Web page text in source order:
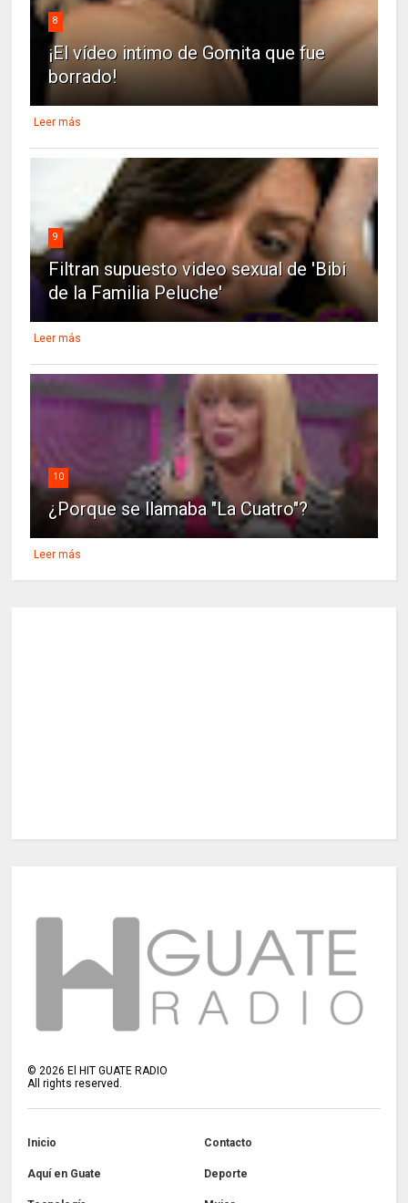
8
¡El vídeo intimo de Gomita que fue
borrado!
Leer más
9
Filtran supuesto video sexual de 'Bibi
de la Familia Peluche'
Leer más
10
¿Porque se llamaba "La Cuatro"?
Leer más
©2026 El HIT GUATE RADIO
All rights reserved.
Inicio Contacto
Aquí en Guate Deporte